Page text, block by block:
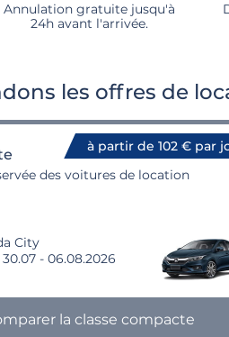
Annulation gratuite jusqu'à
24h avant l'arrivée.
les offres de
à partir de 102 € par
des voitures de location
City
- 06.08.2026
la classe compacte